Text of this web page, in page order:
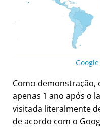
Como demonstração,
apenas 1 ano após o
visitada literalmente
de acordo com o